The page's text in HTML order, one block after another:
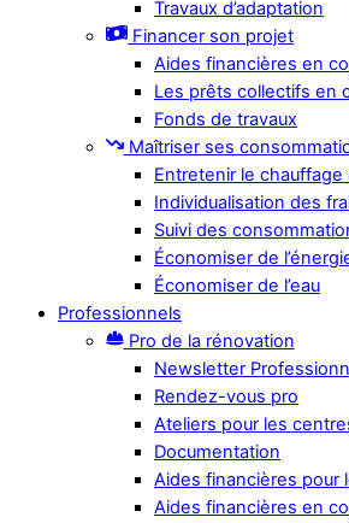
Travaux d’adaptation
Financer son projet
Aides financières en
Les prêts collectifs en
Fonds de travaux
Maîtriser ses
Entretenir le chauffage
Individualisation des
Suivi des
Économiser de
Économiser de l’eau
Professionnels
Pro de la rénovation
Newsletter
Rendez-vous pro
Ateliers pour les
Documentation
Aides financières pour
Aides financières en